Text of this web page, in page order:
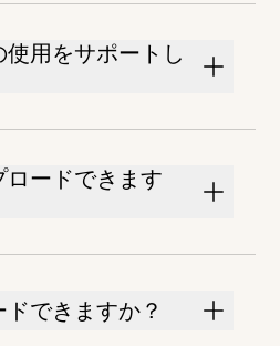
用をサポートし
ロードできます
できますか？